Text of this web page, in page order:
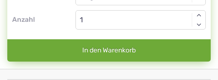
Anzahl
In den Warenkorb